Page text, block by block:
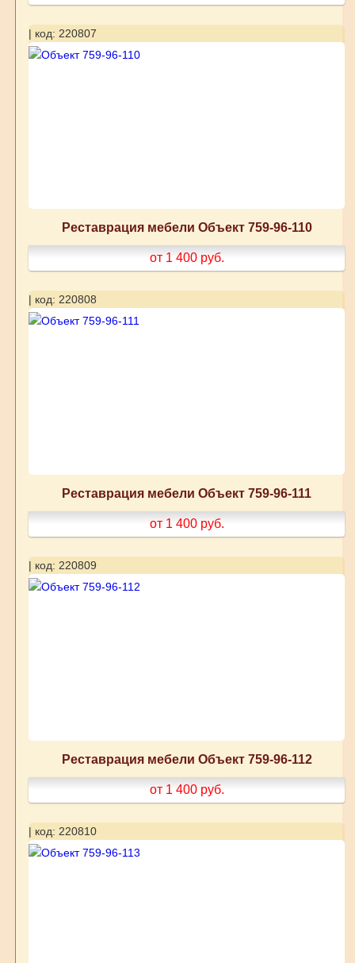
| код: 220807
Реставрация мебели Объект 759-96-110
от 1 400 руб.
| код: 220808
Реставрация мебели Объект 759-96-111
от 1 400 руб.
| код: 220809
Реставрация мебели Объект 759-96-112
от 1 400 руб.
| код: 220810